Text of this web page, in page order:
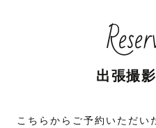
出張撮
こちらからご予約いただい